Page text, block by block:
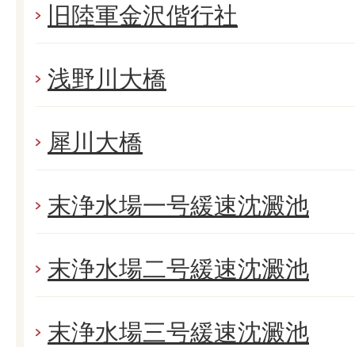
旧陸軍金沢偕行社
浅野川大橋
犀川大橋
末浄水場一号緩速沈澱池
末浄水場二号緩速沈澱池
末浄水場三号緩速沈澱池